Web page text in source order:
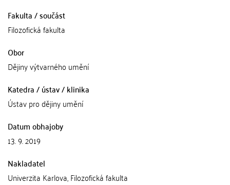
Fakulta / součást
Filozofická fakulta
Obor
Dějiny výtvarného umění
Katedra / ústav / klinika
Ústav pro dějiny umění
Datum obhajoby
13. 9. 2019
Nakladatel
Univerzita Karlova, Filozofická fakulta